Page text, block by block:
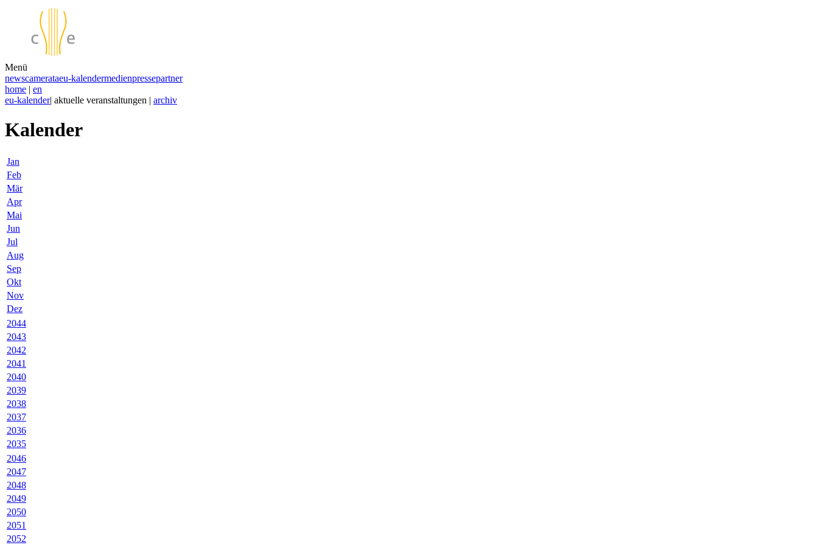
Menü
newscamerataeu-kalendermedienpressepartner
home | en
eu-kalender| aktuelle veranstaltungen | archiv
Kalender
Jan
Feb
Mär
Apr
Mai
Jun
Jul
Aug
Sep
Okt
Nov
Dez
2044
2043
2042
2041
2040
2039
2038
2037
2036
2035
2046
2047
2048
2049
2050
2051
2052